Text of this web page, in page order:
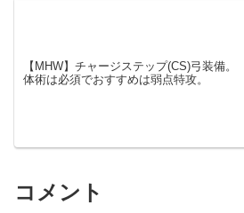
【MHW】チャージステップ(CS)弓装備。
体術は必須でおすすめは弱点特攻。
コメント